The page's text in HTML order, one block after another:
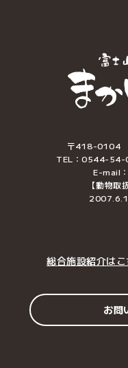
〒418-0104
TEL：0544-
E-mail
【動物
総合施設紹介はこ
お問